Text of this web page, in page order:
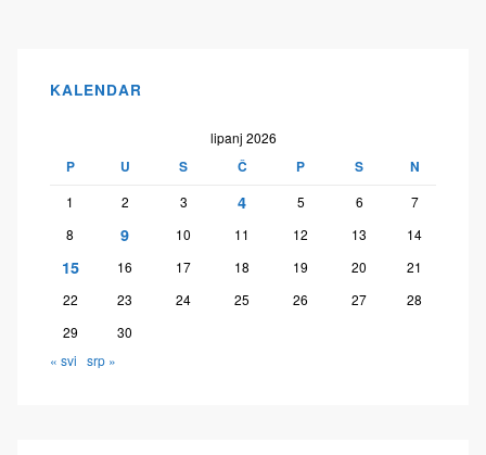
KALENDAR
lipanj 2026
P U S Č P S N
1 2 3 4 5 6
7
8
9 10 11 12 13 14
15 16 17 18 19 20
21
22
23 24 25 26 27
28
29
30
« svi srp »